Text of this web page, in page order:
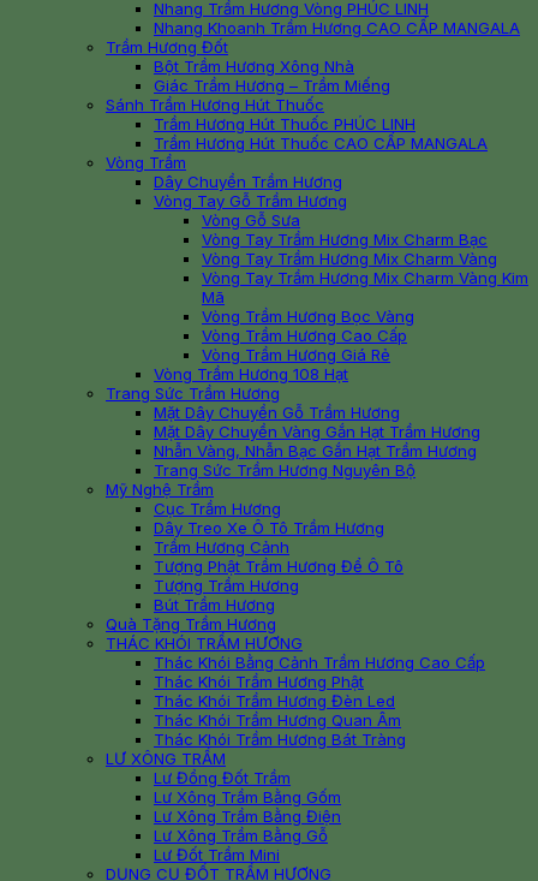
Nhang Trầm Hương Vòng PHÚC LINH
Nhang Khoanh Trầm Hương CAO CẤP MANGALA
Trầm Hương Đốt
Bột Trầm Hương Xông Nhà
Giác Trầm Hương – Trầm Miếng
Sánh Trầm Hương Hút Thuốc
Trầm Hương Hút Thuốc PHÚC LINH
Trầm Hương Hút Thuốc CAO CẤP MANGALA
Vòng Trầm
Dây Chuyền Trầm Hương
Vòng Tay Gỗ Trầm Hương
Vòng Gỗ Sưa
Vòng Tay Trầm Hương Mix Charm Bạc
Vòng Tay Trầm Hương Mix Charm Vàng
Vòng Tay Trầm Hương Mix Charm Vàng Kim
Mã
Vòng Trầm Hương Bọc Vàng
Vòng Trầm Hương Cao Cấp
Vòng Trầm Hương Giá Rẻ
Vòng Trầm Hương 108 Hạt
Trang Sức Trầm Hương
Mặt Dây Chuyền Gỗ Trầm Hương
Mặt Dây Chuyền Vàng Gắn Hạt Trầm Hương
Nhẫn Vàng, Nhẫn Bạc Gắn Hạt Trầm Hương
Trang Sức Trầm Hương Nguyên Bộ
Mỹ Nghệ Trầm
Cục Trầm Hương
Dây Treo Xe Ô Tô Trầm Hương
Trầm Hương Cảnh
Tượng Phật Trầm Hương Để Ô Tô
Tượng Trầm Hương
Bút Trầm Hương
Quà Tặng Trầm Hương
THÁC KHÓI TRẦM HƯƠNG
Thác Khói Bằng Cảnh Trầm Hương Cao Cấp
Thác Khói Trầm Hương Phật
Thác Khói Trầm Hương Đèn Led
Thác Khói Trầm Hương Quan Âm
Thác Khói Trầm Hương Bát Tràng
LƯ XÔNG TRẦM
Lư Đồng Đốt Trầm
Lư Xông Trầm Bằng Gốm
Lư Xông Trầm Bằng Điện
Lư Xông Trầm Bằng Gỗ
Lư Đốt Trầm Mini
DỤNG CỤ ĐỐT TRẦM HƯƠNG